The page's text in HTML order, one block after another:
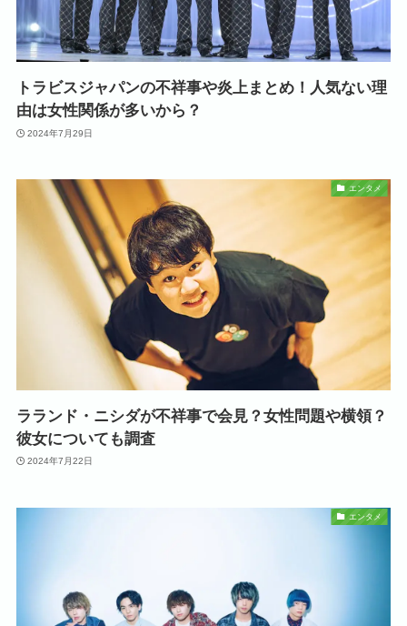
トラビスジャパンの不祥事や炎上まとめ！人気ない理
由は女性関係が多いから？
2024年7月29日
エンタメ
ラランド・ニシダが不祥事で会見？女性問題や横領？
彼女についても調査
2024年7月22日
エンタメ